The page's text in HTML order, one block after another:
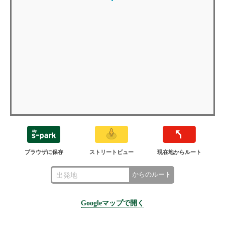
ブラウザに保存 ストリートビュー 現在地からルート
からのルート
Googleマップで開く